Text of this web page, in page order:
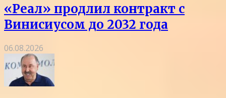
«Реал» продлил контракт с
Винисиусом до 2032 года
06.08.2026